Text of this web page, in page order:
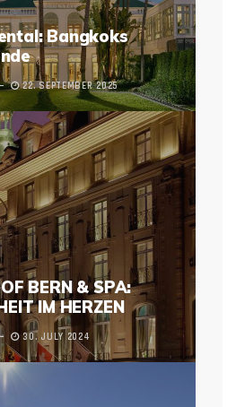
Bangkoks
22. SEPTEMBER 2025
BERN & SPA:
IM HERZEN
30. JULY 2024